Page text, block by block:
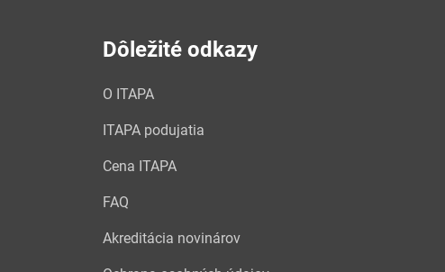
Dôležité odkazy
O ITAPA
ITAPA podujatia
Cena ITAPA
FAQ
Akreditácia novinárov